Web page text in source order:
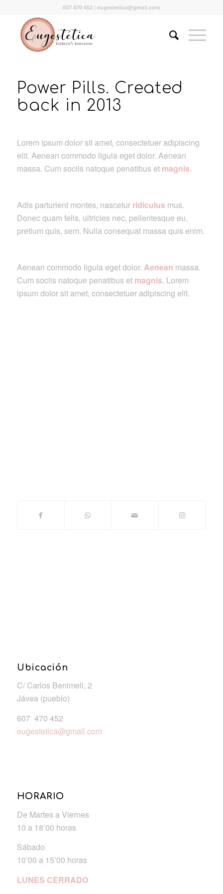
607 470 452 | eugestetica@gmail.com
Power Pills. Created
back in 2013
Lorem ipsum dolor sit amet, consectetuer adipiscing
elit. Aenean commodo ligula eget dolor. Aenean
massa. Cum sociis natoque penatibus et magnis.
Adis parturient montes, nascetur ridiculus mus.
Donec quam felis, ultricies nec, pellentesque eu,
pretium quis, sem. Nulla consequat massa quis enim.
Aenean commodo ligula eget dolor. Aenean massa.
Cum sociis natoque penatibus et magnis. Lorem
ipsum dolor sit amet, consectetuer adipiscing elit.
Ubicación
C/ Carlos Benimeli, 2
Jávea (pueblo)
607 470 452
eugestetica@gmail.com
HORARIO
De Martes a Viernes
10 a 18’00 horas
Sábado
10’00 a 15’00 horas
LUNES CERRADO